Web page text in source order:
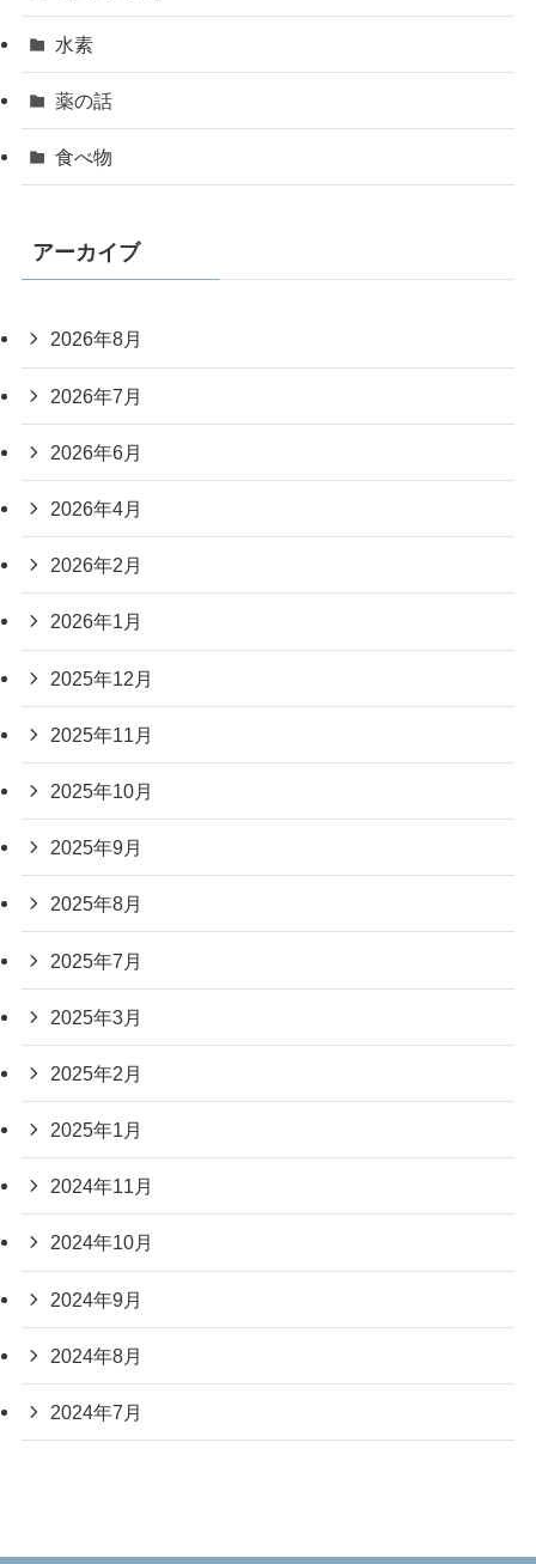
水素
薬の話
食べ物
アーカイブ
2026年8月
2026年7月
2026年6月
2026年4月
2026年2月
2026年1月
2025年12月
2025年11月
2025年10月
2025年9月
2025年8月
2025年7月
2025年3月
2025年2月
2025年1月
2024年11月
2024年10月
2024年9月
2024年8月
2024年7月